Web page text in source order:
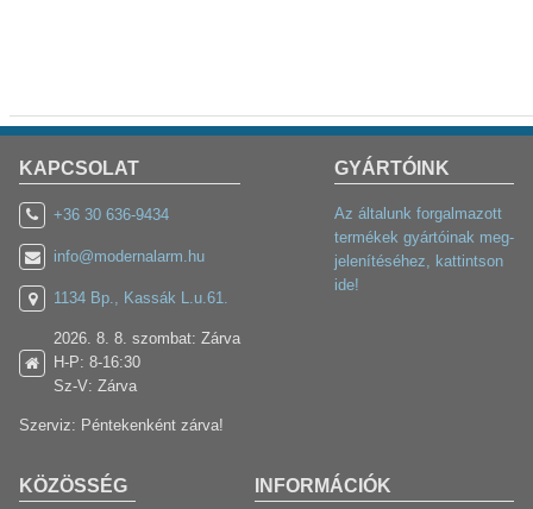
KAPCSOLAT
+36 30 636-9434
info@modernalarm.hu
1134 Bp., Kassák L.u.61.
2026. 8. 8. szombat: Zárva
H-P: 8-16:30
Sz-V: Zárva
Szerviz: Péntekenként zárva!
KÖZÖSSÉG INFORMÁCIÓK
GYÁRTÓINK
Az általunk forgalmazott
termékek gyártóinak meg-
jelenítéséhez, kattintson
ide!